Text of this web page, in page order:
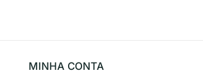
MINHA CONTA